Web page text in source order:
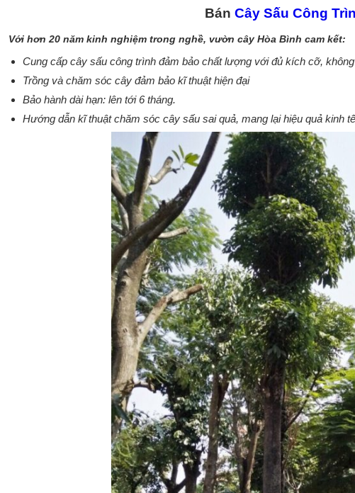
Bán Cây Sấu Công
Với hơn 20 năm kinh nghiệm trong nghề, vườn cây Hòa Bình cam kết:
Cung cấp cây sấu công trình đảm bảo chất lượng với đủ kích cỡ,
Trồng và chăm sóc cây đảm bảo kĩ thuật hiện đại
Bảo hành dài hạn: lên tới 6 tháng.
Hướng dẫn kĩ thuật chăm sóc cây sấu sai quả, mang lại hiệu quả kinh